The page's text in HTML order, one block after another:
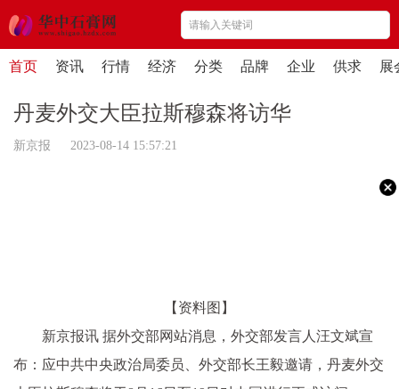
首页 资讯 行情 经济 分类 品牌 企业 供求 展
丹麦外交大臣拉斯穆森将访华
新京报 2023-08-14 15:57:21
【资料图】
新京报讯 据外交部网站消息，外交部发言人汪文斌宣
布：应中共中央政治局委员、外交部长王毅邀请，丹麦外交